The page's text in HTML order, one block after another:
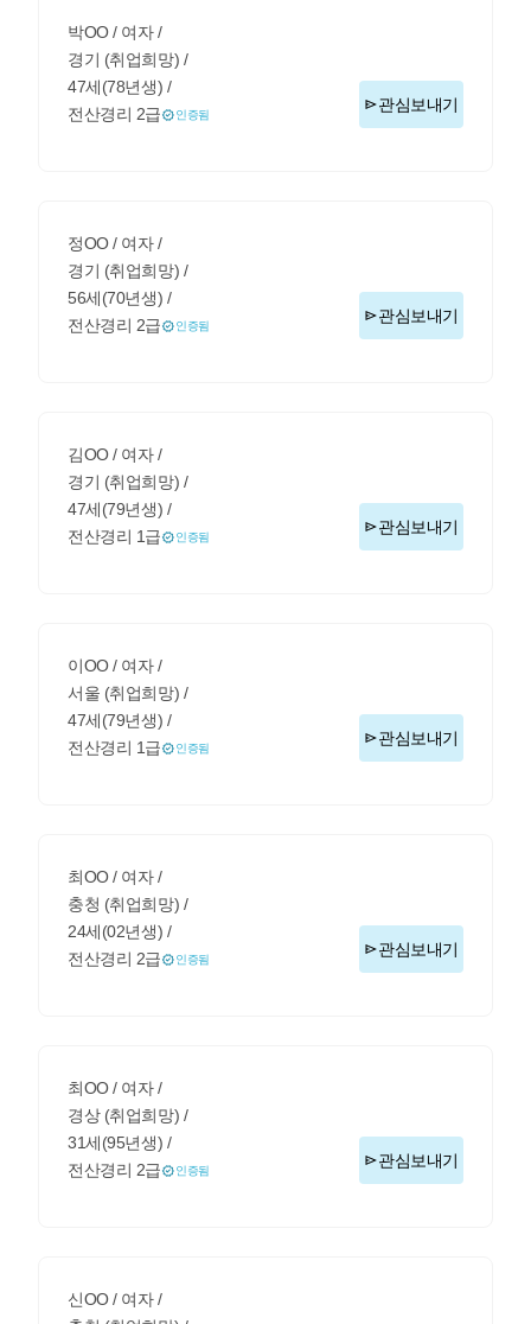
박OO / 여자 /
경기 (취업희망) /
47세(78년생) /
전산경리 2급
인증됨 관심보내기
정OO / 여자 /
경기 (취업희망) /
56세(70년생) /
전산경리 2급
인증됨 관심보내기
김OO / 여자 /
경기 (취업희망) /
47세(79년생) /
전산경리 1급
인증됨 관심보내기
이OO / 여자 /
서울 (취업희망) /
47세(79년생) /
전산경리 1급
인증됨 관심보내기
최OO / 여자 /
충청 (취업희망) /
24세(02년생) /
전산경리 2급
인증됨 관심보내기
최OO / 여자 /
경상 (취업희망) /
31세(95년생) /
전산경리 2급
인증됨 관심보내기
신OO / 여자 /